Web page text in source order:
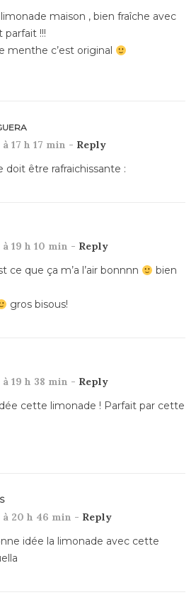
maison , bien fraîche avec
parfait !!!
c’est original
17 h 17 min - Reply
doit être rafraichissante :
19 h 10 min - Reply
ce que ça m’a l’air bonnnn
bien
gros bisous!
19 h 38 min - Reply
cette limonade ! Parfait par cette
20 h 46 min - Reply
idée la limonade avec cette